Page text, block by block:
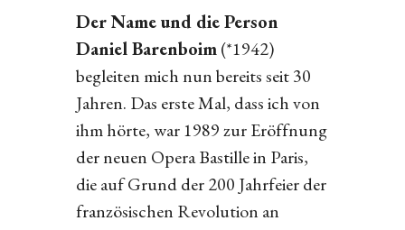
Der Name und die Person
Daniel Barenboim(*1942)
begleiten mich nun bereits seit 30
Jahren. Das erste Mal, dass ich von
ihm hörte, war 1989 zur Eröffnung
der neuen Opera Bastille in Paris,
die auf Grund der 200 Jahrfeier der
französischen Revolution an